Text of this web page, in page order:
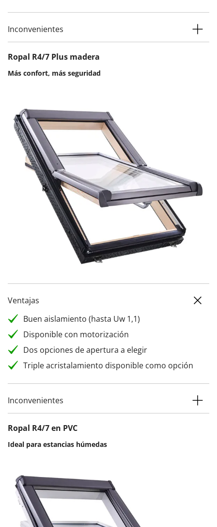
Inconvenientes
Ropal R4/7 Plus madera
Más confort, más seguridad
Ventajas
Buen aislamiento (hasta Uw 1,1)
Disponible con motorización
Dos opciones de apertura a elegir
Triple acristalamiento disponible como opción
Inconvenientes
Ropal R4/7 en PVC
Ideal para estancias húmedas